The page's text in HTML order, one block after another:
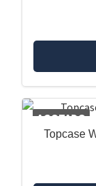
AGOTADO
Topcase